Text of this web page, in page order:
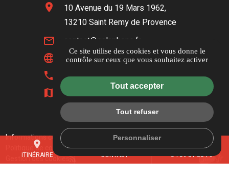
place
ITINÉRAIRE CONTACT 04 89 51 33 79
location_on
10 Avenue du 19 Mars 1962,
13210 Saint Remy de Provence
mail_outline
contact@galaphone.fr
language
www.galaphone.fr
phone
04 89 51 33 79
map
Itinéraire
Informations complémentaires
Mentions légales
Politique de confidentialitéGuide local
Gestion des cookies
Ce site utilise des cookies et vous donne le
contrôle sur ceux que vous souhaitez activer
Tout accepter
Tout refuser
Personnaliser